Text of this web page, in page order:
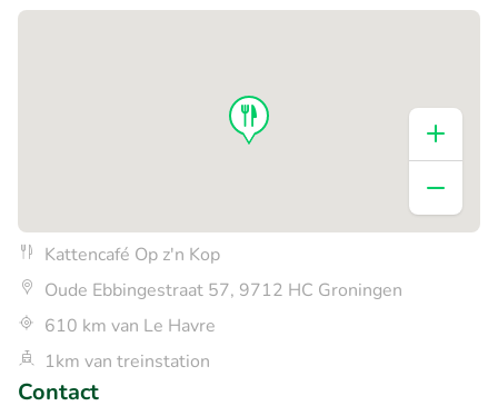
Kattencafé Op z'n Kop
Oude Ebbingestraat 57, 9712 HC Groningen
610 km van Le Havre
1km van treinstation
Contact